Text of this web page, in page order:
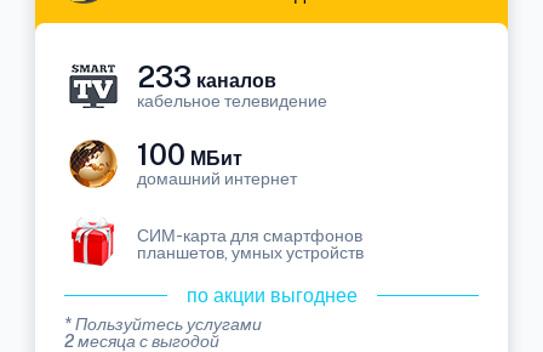
233 каналов
кабельное телевидение
100 МБит
домашний интернет
СИМ-карта для смартфонов
планшетов, умных устройств
по акции выгоднее
* Пользуйтесь услугами
2 месяца с выгодой